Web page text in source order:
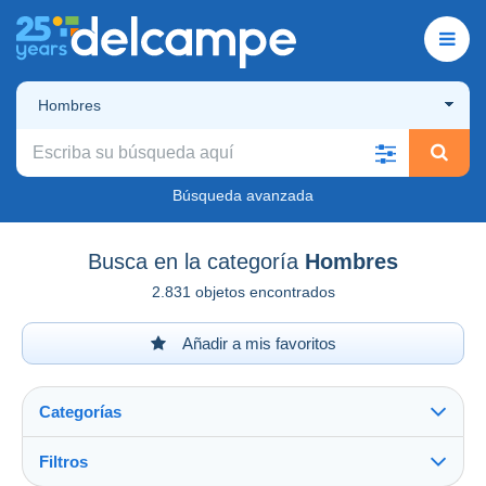
Hombres
Búsqueda avanzada
Busca en la categoría Hombres
2.831 objetos encontrados
Añadir a mis favoritos
Categorías
Filtros